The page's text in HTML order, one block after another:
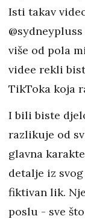
Isti takav
više od pola
videe rekli
TikToka koja
I bili biste
razlikuje od
glavna
detalje iz
fiktivan lik.
poslu - sve